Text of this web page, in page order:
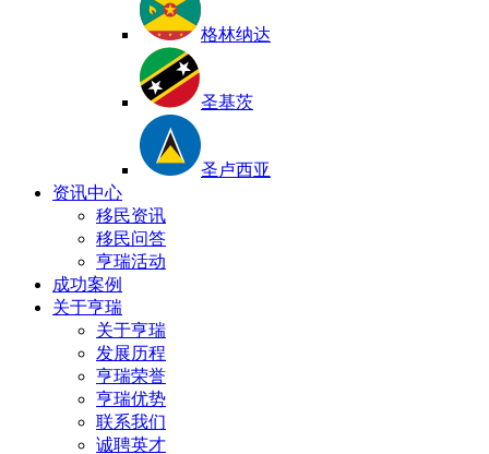
格林纳达
圣基茨
圣卢西亚
资讯中心
移民资讯
移民问答
亨瑞活动
成功案例
关于亨瑞
关于亨瑞
发展历程
亨瑞荣誉
亨瑞优势
联系我们
诚聘英才